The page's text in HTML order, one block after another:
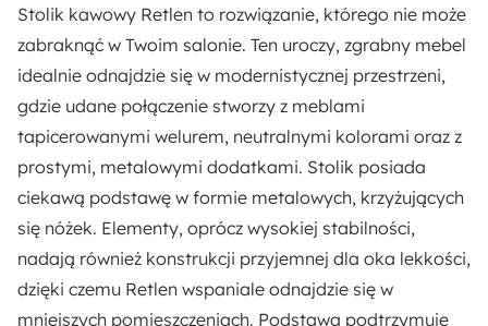
Głębokość:
77 cm
Ilość paczek:
1
Długość:
77 cm
Kształt:
Stolik kawowy Retlen to rozwiązanie, którego nie może
zabraknąć w Twoim salonie. Ten uroczy, zgrabny mebel
idealnie odnajdzie się w modernistycznej przestrzeni,
gdzie udane połączenie stworzy z meblami
tapicerowanymi welurem, neutralnymi kolorami oraz z
prostymi, metalowymi dodatkami. Stolik posiada
ciekawą podstawę w formie metalowych, krzyżujących
się nóżek. Elementy, oprócz wysokiej stabilności,
nadają również konstrukcji przyjemnej dla oka lekkości,
dzięki czemu Retlen wspaniale odnajdzie się w
mniejszych pomieszczeniach. Podstawa podtrzymuje